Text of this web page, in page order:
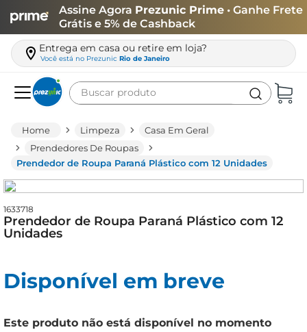
Assine Agora Prezunic Prime • Ganhe Frete
Grátis e 5% de Cashback
Entrega em casa ou retire em loja?
Você está no Prezunic Rio de Janeiro
Buscar produto
Limpeza
Casa Em Geral
Prendedores De Roupas
Prendedor de Roupa Paraná Plástico com 12 Unidades
1633718
Prendedor de Roupa Paraná Plástico com 12
Unidades
Disponível em breve
Este produto não está disponível no momento
leite
queijo
arroz
azeite